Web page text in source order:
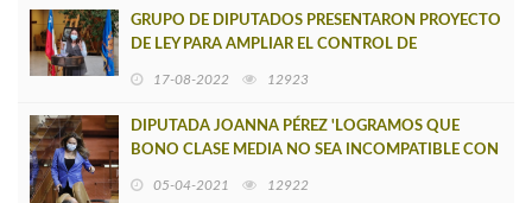
GRUPO DE DIPUTADOS PRESENTARON PROYECTO
DE LEY PARA AMPLIAR EL CONTROL DE
17-08-2022 12923
DIPUTADA JOANNA PÉREZ 'LOGRAMOS QUE
BONO CLASE MEDIA NO SEA INCOMPATIBLE CON
05-04-2021 12922